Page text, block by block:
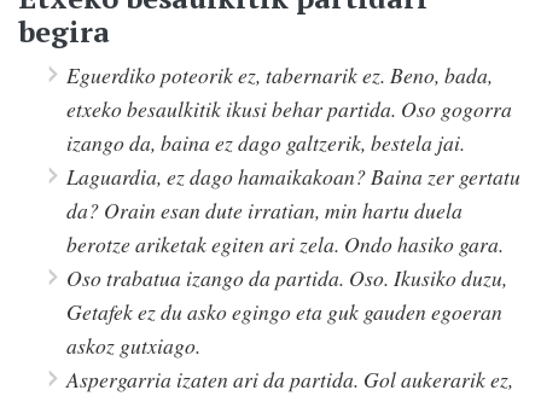
begira
Eguerdiko poteorik ez, tabernarik ez. Beno, bada,
etxeko besaulkitik ikusi behar partida. Oso gogorra
izango da, baina ez dago galtzerik, bestela jai.
Laguardia, ez dago hamaikakoan? Baina zer gertatu
da? Orain esan dute irratian, min hartu duela
berotze ariketak egiten ari zela. Ondo hasiko gara.
Oso trabatua izango da partida. Oso. Ikusiko duzu,
Getafek ez du asko egingo eta guk gauden egoeran
askoz gutxiago.
Aspergarria izaten ari da partida. Gol aukerarik ez,